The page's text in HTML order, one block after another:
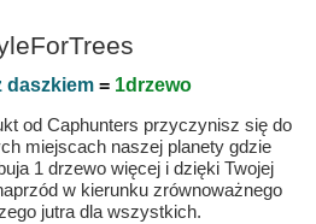
daszkiem= 1drzewo
od Caphunters przyczynisz się do
miejscach naszej planety gdzie
1 drzewo więcej i dzięki Twojej
w kierunku zrównoważnego
jutra dla wszystkich.